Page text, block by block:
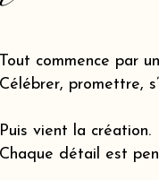
Tout commence par
Célébrer, promettre,
Puis vient la création.
Chaque détail est